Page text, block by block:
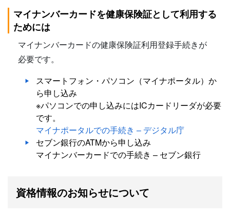
マイナンバーカードを健康保険証として利用する
ためには
マイナンバーカードの健康保険証利用登録手続きが
必要です。
スマートフォン・パソコン（マイナポータル）か
ら申し込み
※パソコンでの申し込みにはICカードリーダが必要
です。
マイナポータルでの手続き – デジタル庁
セブン銀行のATMから申し込み
マイナンバーカードでの手続き – セブン銀行
資格情報のお知らせについて